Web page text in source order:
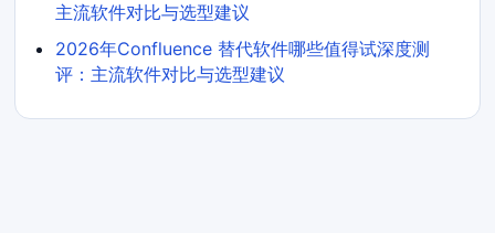
主流软件对比与选型建议
2026年Confluence 替代软件哪些值得试深度测
评：主流软件对比与选型建议